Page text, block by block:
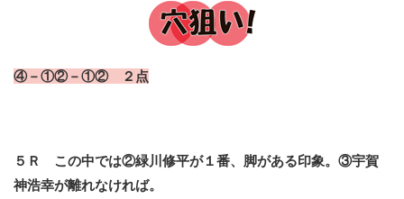
④－①②－①② ２点
５Ｒ この中では②緑川修平が１番、脚がある印象。③宇賀
神浩幸が離れなければ。